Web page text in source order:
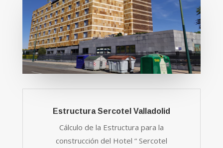
Estructura Sercotel Valladolid
Cálculo de la Estructura para la
construcción del Hotel “ Sercotel